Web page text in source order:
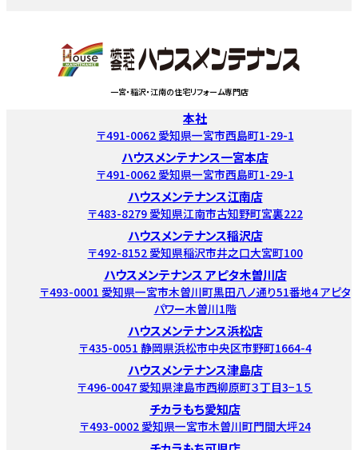
一宮・稲沢・江南の住宅リフォーム専門店
本社
〒491-0062 愛知県一宮市西島町1-29-1
ハウスメンテナンス一宮本店
〒491-0062 愛知県一宮市西島町1-29-1
ハウスメンテナンス江南店
〒483-8279 愛知県江南市古知野町宮裏222
ハウスメンテナンス稲沢店
〒492-8152 愛知県稲沢市井之口大宮町100
ハウスメンテナンス アピタ木曽川店
〒493-0001 愛知県一宮市木曽川町黒田八ノ通り51番地4 アピタ
パワー木曽川1階
ハウスメンテナンス浜松店
〒435-0051 静岡県浜松市中央区市野町1664-4
ハウスメンテナンス津島店
〒496-0047 愛知県津島市西柳原町３丁目3−１５
チカラもち愛知店
〒493-0002 愛知県一宮市木曽川町門間大坪24